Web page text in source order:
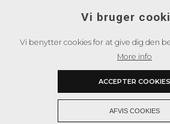
Vi bruger
Vi benytter cookies for at give dig den
More info
ACCEPTER COOKIES
AFVIS COOKIES